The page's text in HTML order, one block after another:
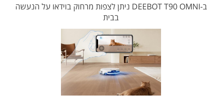
ב-DEEBOT T90 OMNI ניתן לצפות מרחוק בוידאו על הנעשה
בבית